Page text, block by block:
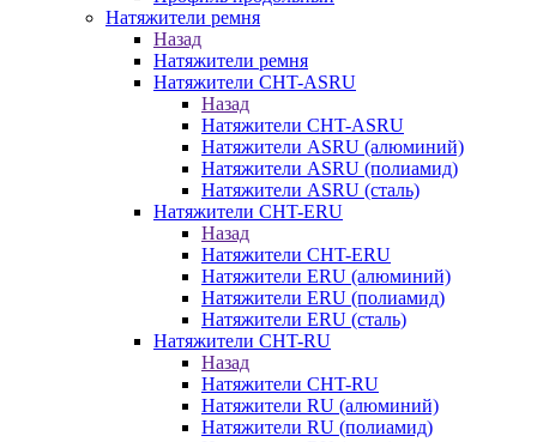
Натяжители ремня
Назад
Натяжители ремня
Натяжители CHT-ASRU
Назад
Натяжители CHT-ASRU
Натяжители ASRU (алюминий)
Натяжители ASRU (полиамид)
Натяжители ASRU (сталь)
Натяжители CHT-ERU
Назад
Натяжители CHT-ERU
Натяжители ERU (алюминий)
Натяжители ERU (полиамид)
Натяжители ERU (сталь)
Натяжители CHT-RU
Назад
Натяжители CHT-RU
Натяжители RU (алюминий)
Натяжители RU (полиамид)